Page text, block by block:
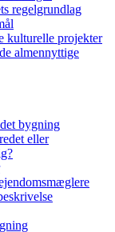
regelgrundlag
kulturelle projekter
almennyttige
bygning
eller